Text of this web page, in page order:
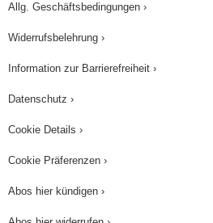
Allg. Geschäftsbedingungen ›
Widerrufsbelehrung ›
Information zur Barrierefreiheit ›
Datenschutz ›
Cookie Details ›
Cookie Präferenzen ›
Abos hier kündigen ›